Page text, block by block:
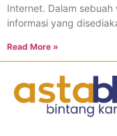
Internet. Dalam
informasi yang
Read More »